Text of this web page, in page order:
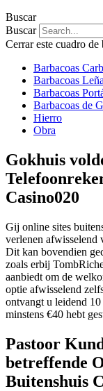
Buscar
Buscar
Cerrar este cuadro de
Barbacoas
Barbacoas Leña
Barbacoas
Barbacoas de
Hierro
Obra
Gokhuis
Casino020
Gij online sites
verlenen afwisselend
Dit kan bovendien
zoals erbij
aanbiedt om de
optie afwisselend
ontvangt u leidend
minstens €40 hebt
Pastoor
betreffende
Buitenshuis